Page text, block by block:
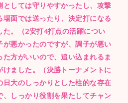
としては守りやすかったし、攻撃
面では送ったり、決定打になる
。（2安打4打点の活躍につい
悪かったのですが、調子が悪い
方がいいので、追い込まれるま
ました。（決勝トーナメントに
大のしっかりとした柱的な存在
しっかり役割を果たしてチャン